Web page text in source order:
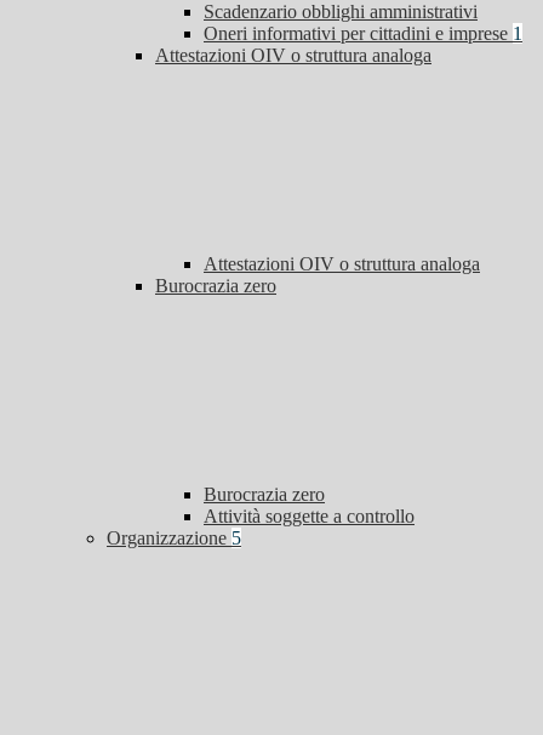
Scadenzario obblighi amministrativi
Oneri informativi per cittadini e imprese 1
Attestazioni OIV o struttura analoga
Attestazioni OIV o struttura analoga
Burocrazia zero
Burocrazia zero
Attività soggette a controllo
Organizzazione 5